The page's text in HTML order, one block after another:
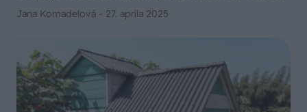
Jana Komadelová - 27. apríla 2025